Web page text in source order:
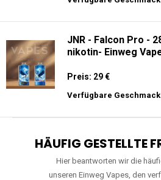
JNR - Falcon Pro -
nikotin- Einweg
Preis: 29 €
Verfügbare
HÄUFIG GESTELLTE
Hier beantworten wir die
unseren Einweg Vapes, den